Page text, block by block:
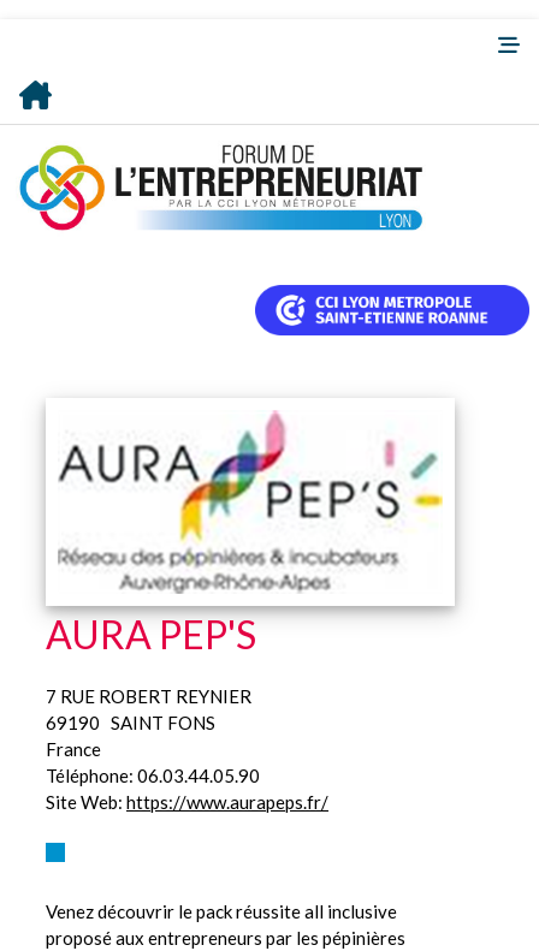
AURA PEP'S
7 RUE ROBERT REYNIER
69190 SAINT FONS
France
Téléphone: 06.03.44.05.90
Site Web: https://www.aurapeps.fr/
Venez découvrir le pack réussite all inclusive
proposé aux entrepreneurs par les pépinières